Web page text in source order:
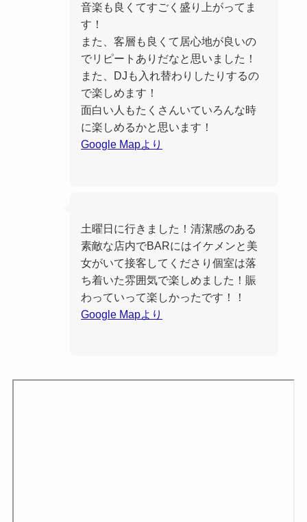
音楽も良くてすごく盛り上がってま
す！
また、客層も良くて居心地が良いの
でリピートありだなと思いました！
また、DJも入れ替わりしたりするの
で楽しめます！
面白い人もたくさんいていろんな時
に楽しめるかと思います！
Google Mapより
土曜日に行きました！清潔感のある
素敵な店内でBARにはイケメンと美
女がいて接客してくださり個室は落
ち着いた雰囲気で楽しめました！賑
わっていって楽しかったです！！
Google Mapより